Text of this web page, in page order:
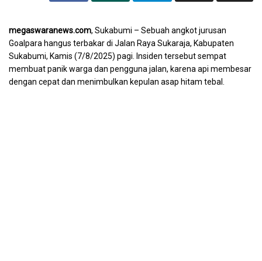
megaswaranews.com, Sukabumi – Sebuah angkot jurusan
Goalpara hangus terbakar di Jalan Raya Sukaraja, Kabupaten
Sukabumi, Kamis (7/8/2025) pagi. Insiden tersebut sempat
membuat panik warga dan pengguna jalan, karena api membesar
dengan cepat dan menimbulkan kepulan asap hitam tebal.